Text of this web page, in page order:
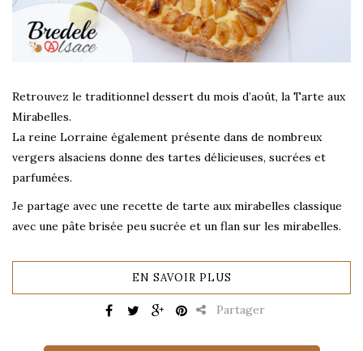
Retrouvez le traditionnel dessert du mois d’août, la Tarte aux
Mirabelles.
La reine Lorraine également présente dans de nombreux
vergers alsaciens donne des tartes délicieuses, sucrées et
parfumées.
Je partage avec une recette de tarte aux mirabelles classique
avec une pâte brisée peu sucrée et un flan sur les mirabelles.
EN SAVOIR PLUS
Partager